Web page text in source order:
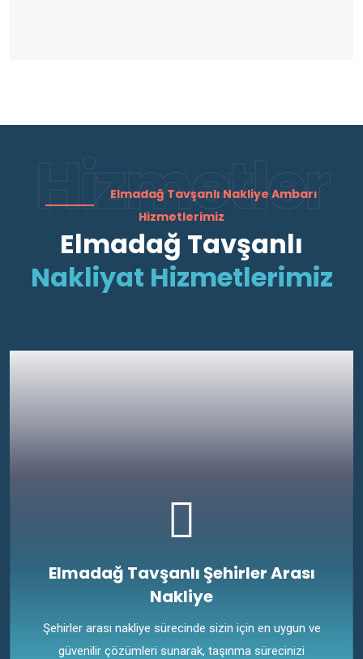
Hizmetler
Elmadağ Tavşanlı Nakliye Ambarı
Hizmetlerimiz
Elmadağ Tavşanlı
Nakliyat Hizmetlerimiz
Elmadağ Tavşanlı Şehirler Arası
Nakliye
Şehirler arası nakliye sürecinde sizin için en uygun ve
güvenilir çözümleri sunarak, taşınma sürecinizi